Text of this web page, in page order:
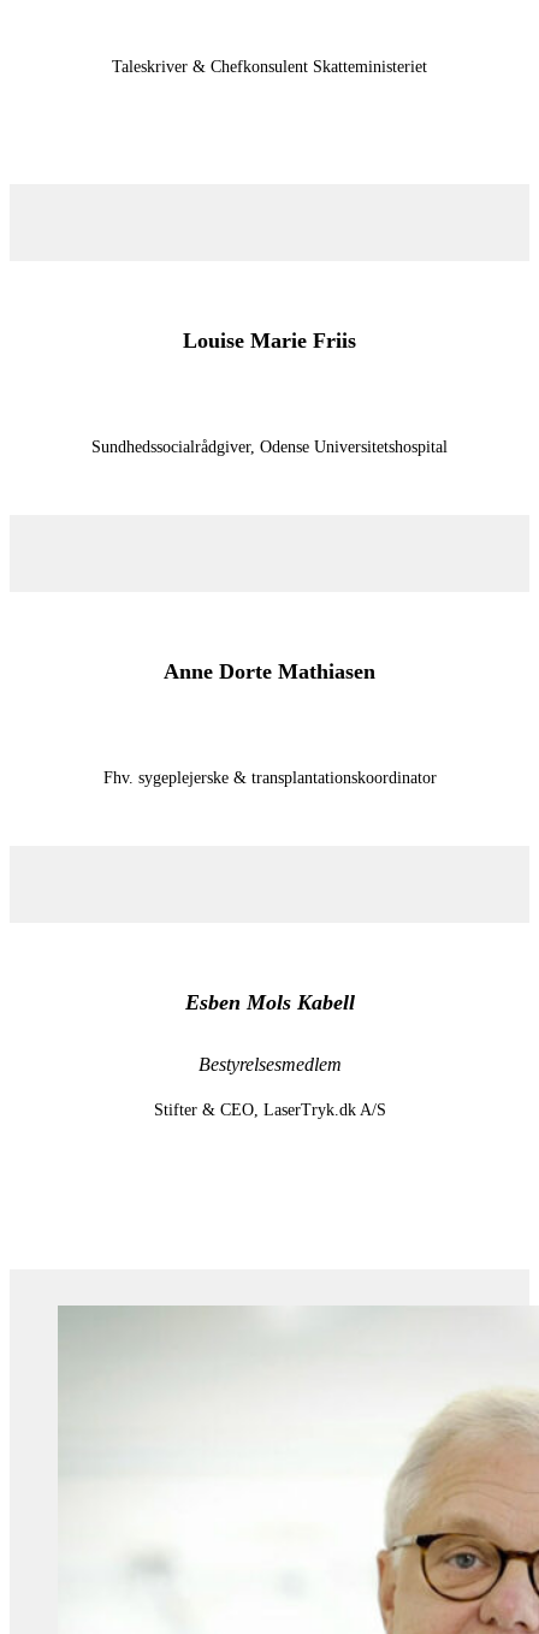
Taleskriver & Chefkonsulent Skatteministeriet
Louise Marie Friis
Sundhedssocialrådgiver, Odense Universitetshospital
Anne Dorte Mathiasen
Fhv. sygeplejerske & transplantationskoordinator
Esben Mols Kabell
Bestyrelsesmedlem
Stifter & CEO, LaserTryk.dk A/S